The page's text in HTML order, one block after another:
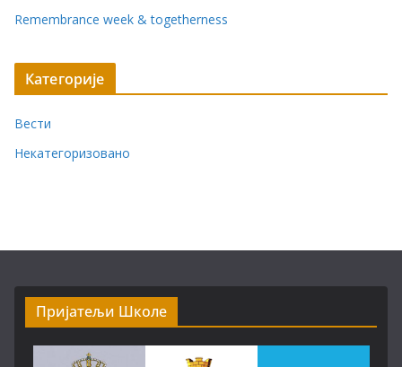
Remembrance week & togetherness
Категорије
Вести
Некатегоризовано
Пријатељи Школе